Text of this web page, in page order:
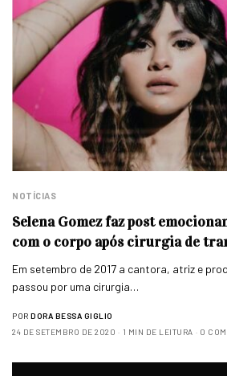
NOTÍCIAS
Selena Gomez faz post
com o corpo após cirurgia de
Em setembro de 2017 a cantora, atriz e
passou por uma cirurgia…
POR DORA BESSA GIGLIO
24 DE SETEMBRO DE 2020
1 MIN DE LEITURA 0